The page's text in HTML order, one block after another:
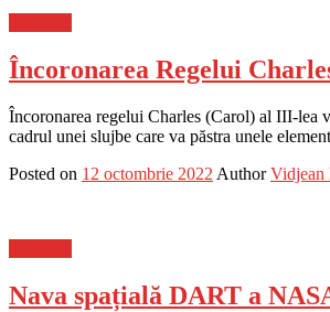
Încoronarea Regelui
Încoronarea regelui Charles (Carol) al III-lea
cadrul unei slujbe care va păstra unele
Posted on 12 octombrie 2022 Author Vidjean
Nava spațială DART a